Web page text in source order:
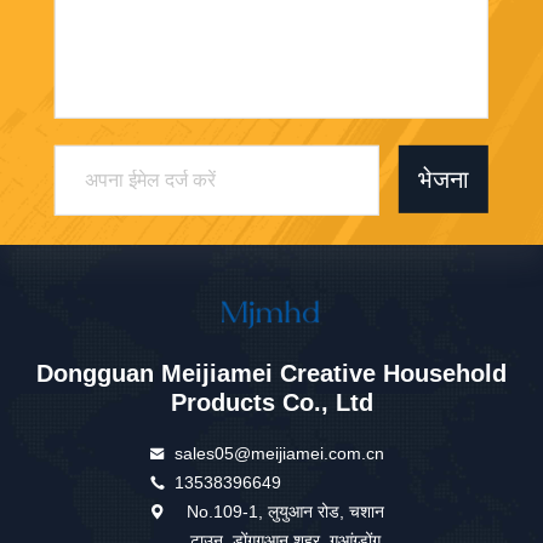
भेजना
Dongguan Meijiamei Creative Household
Products Co., Ltd
sales05@meijiamei.com.cn
13538396649
No.109-1, लुयुआन रोड, चशान